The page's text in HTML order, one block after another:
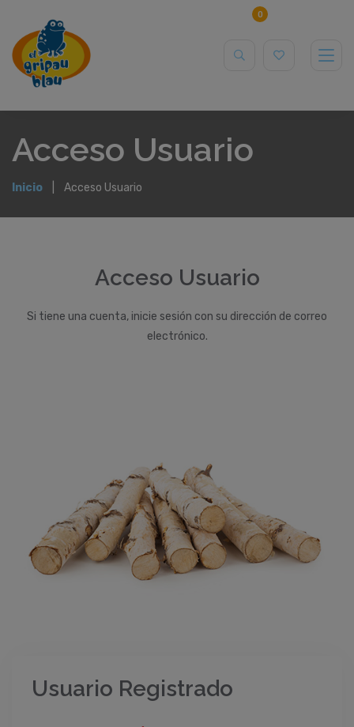
0
Acceso Usuario
Inicio Acceso Usuario
Acceso Usuario
Si tiene una cuenta, inicie sesión con su dirección de correo
electrónico.
Usuario Registrado